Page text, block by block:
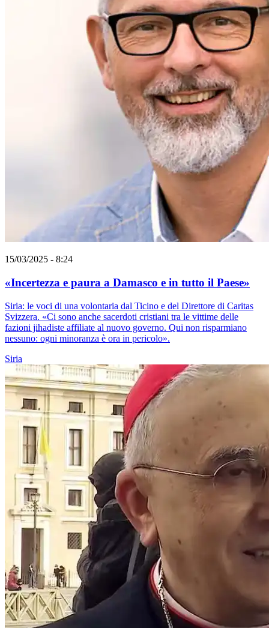
15/03/2025 - 8:24
«Incertezza e paura a Damasco e in tutto il Paese»
Siria: le voci di una volontaria dal Ticino e del Direttore di Caritas
Svizzera. «Ci sono anche sacerdoti cristiani tra le vittime delle
fazioni jihadiste affiliate al nuovo governo. Qui non risparmiano
nessuno: ogni minoranza è ora in pericolo».
Siria